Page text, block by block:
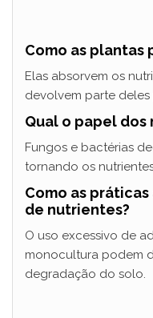
Como as plantas
Elas absorvem os
devolvem parte
Qual o papel dos
Fungos e bactérias
tornando os
Como as
de nutrientes?
O uso excessivo de
monocultura podem
degradação do solo.